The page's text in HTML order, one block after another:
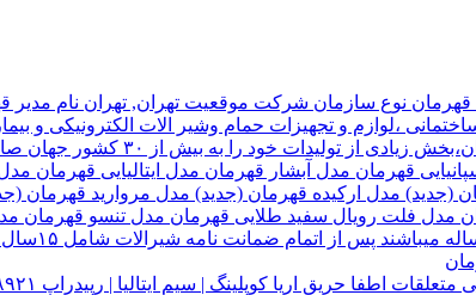
،لوازم و تجهیزات حمام وشیر الات الکترونیکی و
تولید شده کارخانه
قهرمان مدل آبشار قهرمان مدل ایتالیایی
(جدید) مدل ارکیده قهرمان (جدید) مدل مروارید
مدل فلت رویال سفید طلایی قهرمان مدل تنسو
حریق اریا کوپلینگ | سیم ایتالیا | رپیدراپ ۰۹۱۲۵۵۱۸۹۲۱ ۰۲۱۲۲۳۱۶۵۷۳